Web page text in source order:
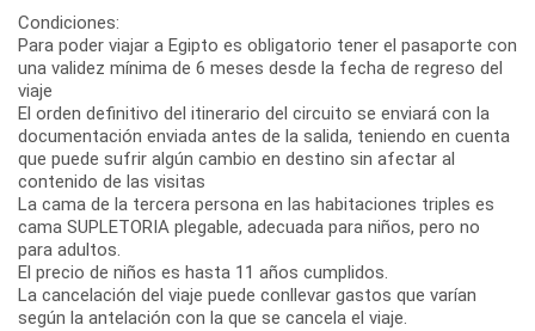
Condiciones:
Para poder viajar a Egipto es obligatorio tener el pasaporte con
una validez mínima de 6 meses desde la fecha de regreso del
viaje
El orden definitivo del itinerario del circuito se enviará con la
documentación enviada antes de la salida, teniendo en cuenta
que puede sufrir algún cambio en destino sin afectar al
contenido de las visitas
La cama de la tercera persona en las habitaciones triples es
cama SUPLETORIA plegable, adecuada para niños, pero no
para adultos.
El precio de niños es hasta 11 años cumplidos.
La cancelación del viaje puede conllevar gastos que varían
según la antelación con la que se cancela el viaje.